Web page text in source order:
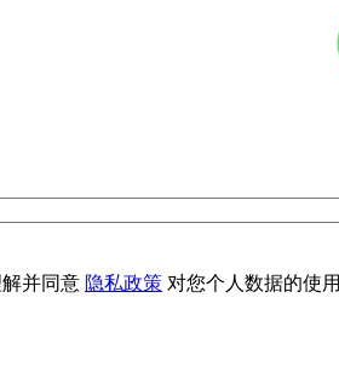
并同意 隐私政策 对您个人数据的使用